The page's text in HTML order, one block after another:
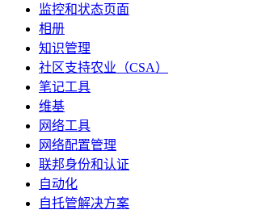
监控和状态页面
相册
知识管理
社区支持农业（CSA）
笔记工具
维基
网络工具
网络配置管理
联邦身份和认证
自动化
自托管解决方案